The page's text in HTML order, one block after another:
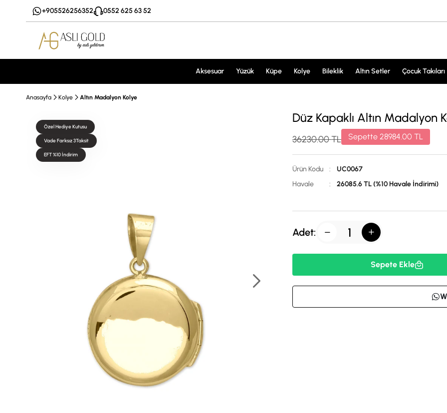
+905526256352 0552 625 63 52
Aksesuar Yüzük Küpe Kolye Bileklik Altın Setler Çocuk Takıları
Anasayfa Kolye Altın Madalyon Kolye
Özel Hediye Kutusu
Vade Farksız 3Taksit
EFT %10 İndirim
Düz Kapaklı Altın Madalyon
36230.00TL Sepette28984.00TL
Ürün Kodu :
UC0067
Havale
: 26085.6 TL (%10 Havale İndirimi)
Adet:
Sepete Ekle